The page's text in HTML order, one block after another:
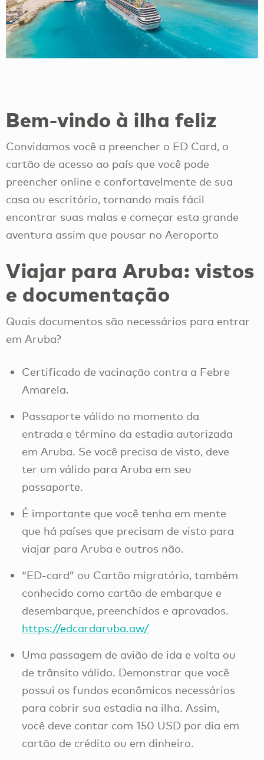
Bem-vindo à ilha feliz
Convidamos você a preencher o ED Card, o
cartão de acesso ao país que você pode
preencher online e confortavelmente de sua
casa ou escritório, tornando mais fácil
encontrar suas malas e começar esta grande
aventura assim que pousar no Aeroporto
Viajar para Aruba: vistos
e documentação
Quais documentos são necessários para entrar
em Aruba?
Certificado de vacinação contra a Febre
Amarela.
Passaporte válido no momento da
entrada e término da estadia autorizada
em Aruba. Se você precisa de visto, deve
ter um válido para Aruba em seu
passaporte.
É importante que você tenha em mente
que há países que precisam de visto para
viajar para Aruba e outros não.
“ED-card” ou Cartão migratório, também
conhecido como cartão de embarque e
desembarque, preenchidos e aprovados.
https://edcardaruba.aw/
Uma passagem de avião de ida e volta ou
de trânsito válido. Demonstrar que você
possui os fundos econômicos necessários
para cobrir sua estadia na ilha. Assim,
você deve contar com 150 USD por dia em
cartão de crédito ou em dinheiro.